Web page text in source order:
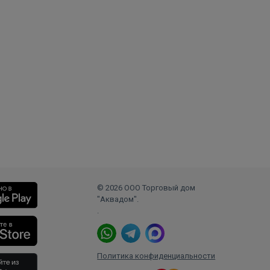
© 2026 ООО Торговый дом
"Аквадом".
.
Политика конфиденциальности